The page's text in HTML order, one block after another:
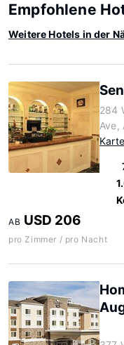
Empfohlene
Weitere Hotels in der
284
Ave,
AB USD 206
pro Zimmer / pro Nacht